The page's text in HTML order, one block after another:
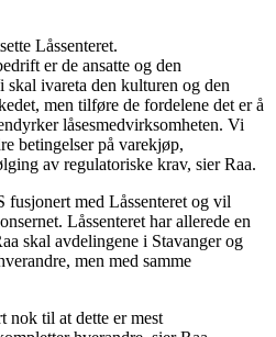
Låssenteret.
er de ansatte og den
skal ivareta den kulturen og den
men tilføre de fordelene det er å
låsesmedvirksomheten. Vi
betingelser på varekjøp,
av regulatoriske krav, sier Raa.
med Låssenteret og vil
Låssenteret har allerede en
skal avdelingene i Stavanger og
men med samme
nok til at dette er mest